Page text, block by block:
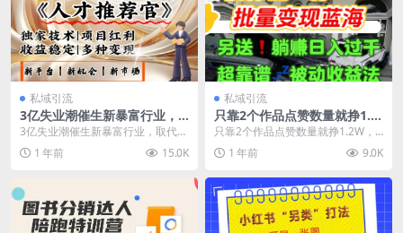
私域引流
3亿失业潮催生新暴富行业，
取代知识付费的新风口，零基
础做人才推荐官，一部手机日
入多张
3亿失业潮催生新暴富行业，取代知
识付费的新风口，零基础做人才推
荐官，一部手机日入...
1 年前 15.0K
私域引流
只靠2个作品点赞数量就挣1.2
W，不导私域也能变现了【支
持矩阵】汽水音乐门种草项目
只靠2个作品点赞数量就挣1.2W，
不导私域也能变现了【支持矩阵】
汽水音乐门种草项...
1 年前 9.0K